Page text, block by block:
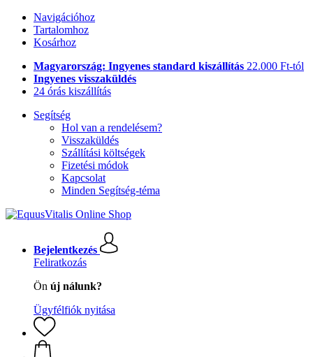
Navigációhoz
Tartalomhoz
Kosárhoz
Magyarország: Ingyenes standard kiszállítás 22.000 Ft-tól
Ingyenes visszaküldés
24 órás kiszállítás
Segítség
Hol van a rendelésem?
Visszaküldés
Szállítási költségek
Fizetési módok
Kapcsolat
Minden Segítség-téma
Bejelentkezés
Feliratkozás
Ön új nálunk?
Ügyfélfiók nyitása